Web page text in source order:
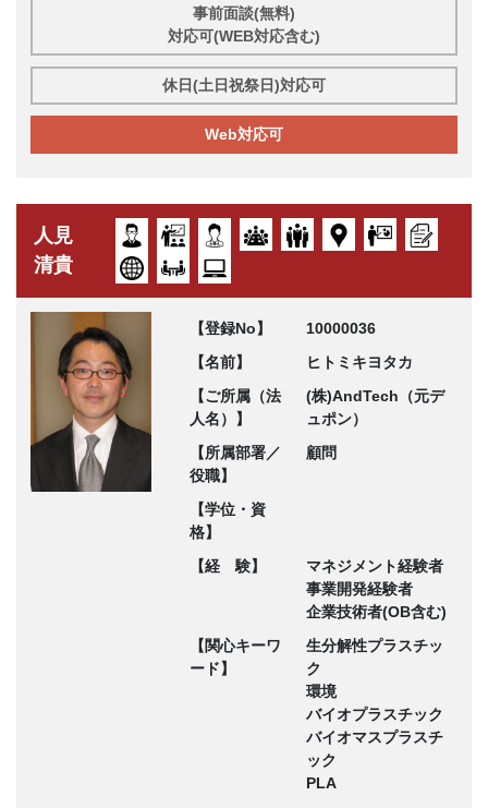
事前面談(無料)
対応可(WEB対応含む)
休日(土日祝祭日)対応可
Web対応可
人見
清貴
【登録No】
10000036
【名前】
ヒトミキヨタカ
【ご所属（法
人名）】
(株)AndTech（元デ
ュポン）
【所属部署／
役職】
顧問
【学位・資
格】
【経 験】
マネジメント経験者
事業開発経験者
企業技術者(OB含む)
【関心キーワ
ード】
生分解性プラスチッ
ク
環境
バイオプラスチック
バイオマスプラスチ
ック
PLA